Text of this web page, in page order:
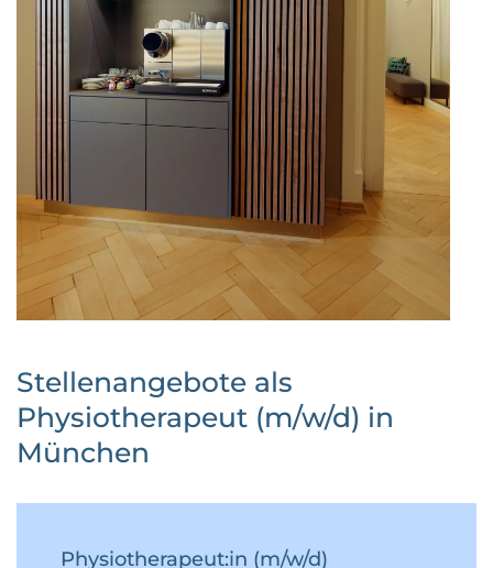
Stellenangebote als
Physiotherapeut (m/w/d) in
München
Physiotherapeut:in (m/w/d)